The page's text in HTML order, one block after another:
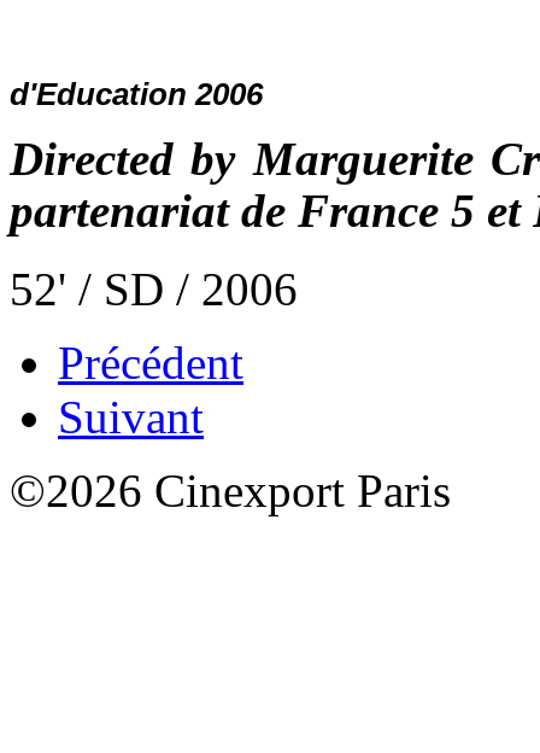
d'Education 2006
Directed by
partenariat de France 5 et
52' / SD / 2006
Précédent
Suivant
©2026 Cinexport Paris